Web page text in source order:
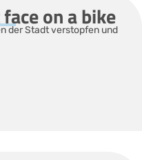
on a bike
der Stadt verstopfen und